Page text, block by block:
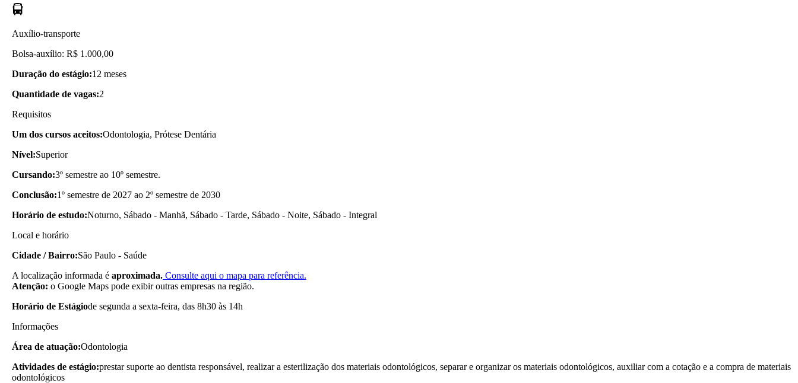
Auxílio-transporte
Bolsa-auxílio: R$ 1.000,00
Duração do estágio:12 meses
Quantidade de vagas:2
Requisitos
Um dos cursos aceitos:Odontologia, Prótese Dentária
Nível:Superior
Cursando:3º semestre ao 10º semestre.
Conclusão:1º semestre de 2027 ao 2º semestre de 2030
Horário de estudo:Noturno, Sábado - Manhã, Sábado - Tarde, Sábado - Noite, Sábado - Integral
Local e horário
Cidade / Bairro:São Paulo - Saúde
A localização informada é aproximada. Consulte aqui o mapa para referência.
Atenção: o Google Maps pode exibir outras empresas na região.
Horário de Estágiode segunda a sexta-feira, das 8h30 às 14h
Informações
Área de atuação:Odontologia
Atividades de estágio:prestar suporte ao dentista responsável, realizar a esterilização dos materiais odontológicos, separar e organizar os materiais odontológicos, auxiliar com a cotação e a compra de materiais
odontológicos